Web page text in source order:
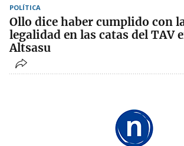
POLÍTICA
Ollo dice haber cumplido con
legalidad en las catas del TAV
Altsasu